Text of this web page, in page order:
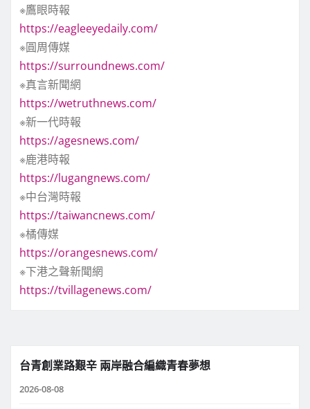
※鷹眼時報
https://eagleeyedaily.com/
※圓周傳媒
https://surroundnews.com/
※真言新聞網
https://wetruthnews.com/
※新一代時報
https://agesnews.com/
※鹿港時報
https://lugangnews.com/
※中台灣時報
https://taiwancnews.com/
※橘傳媒
https://orangesnews.com/
※下港之聲新聞網
https://tvillagenews.com/
台青創業路艱辛 兩岸融合編織青春夢想
2026-08-08